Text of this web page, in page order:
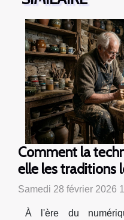
Comment la
elle les traditions
Samedi 28 février 2026
À l'ère du